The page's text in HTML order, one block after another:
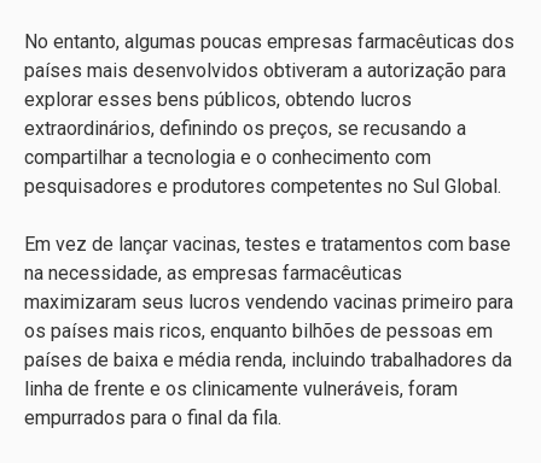
No entanto, algumas poucas empresas farmacêuticas dos
países mais desenvolvidos obtiveram a autorização para
explorar esses bens públicos, obtendo lucros
extraordinários, definindo os preços, se recusando a
compartilhar a tecnologia e o conhecimento com
pesquisadores e produtores competentes no Sul Global.
Em vez de lançar vacinas, testes e tratamentos com base
na necessidade, as empresas farmacêuticas
maximizaram seus lucros vendendo vacinas primeiro para
os países mais ricos, enquanto bilhões de pessoas em
países de baixa e média renda, incluindo trabalhadores da
linha de frente e os clinicamente vulneráveis, foram
empurrados para o final da fila.